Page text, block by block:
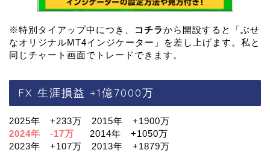
※特別タイアップ中につき、 コチラから開設すると「ぶせ
なオリジナルMT4インジケーター」を差し上げます。私と
同じチャート画面でトレードできます。
FX 生涯損益 +1億7000万
2025年 +233万 2015年 +1900万
2024年 -17万
2014年 +1050万
2023年 +107万 2013年 +1879万